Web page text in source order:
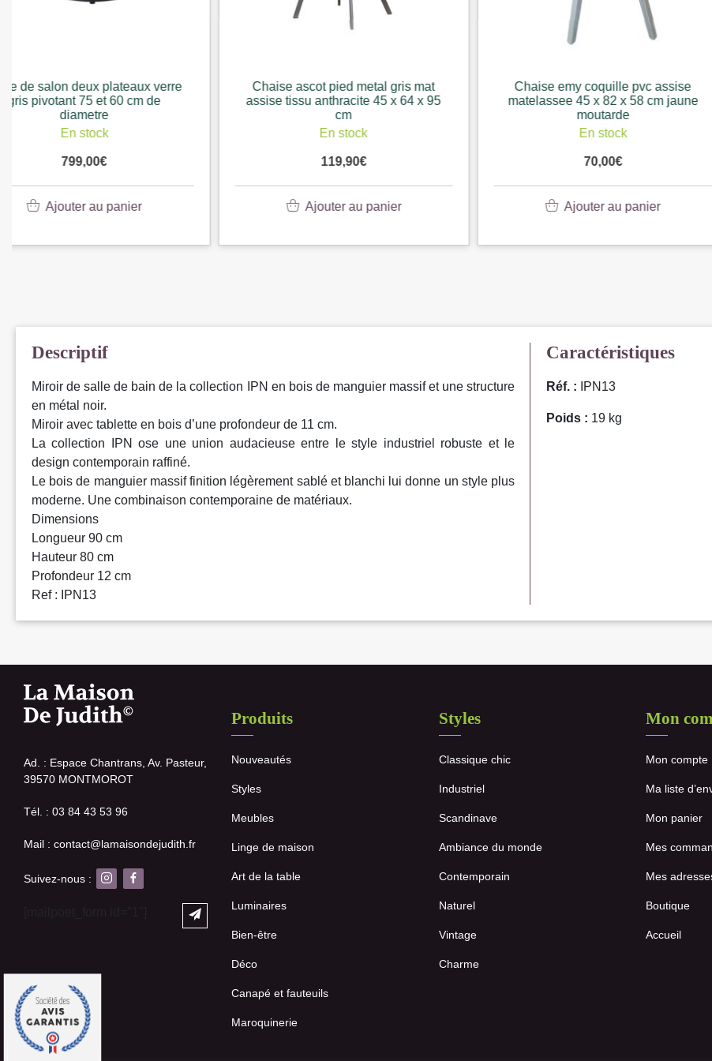
Chaise ascot pied metal gris mat
assise tissu anthracite 45 x 64 x 95
Ajouter au panier
Chaise emy coquille pvc assise
matelassee 45 x 82 x 58 cm jaune
Ajouter au panier
Chaise ascot pied metal
assise tissu fuchsia 45 x 64
Ajouter au panier
Descriptif
Miroir de salle de bain de la collection IPN en bois de manguier massif et une structure
en métal noir.
Miroir avec tablette en bois d’une profondeur de 11 cm.
La collection IPN ose une union audacieuse entre le style industriel robuste et le
design contemporain raffiné.
Le bois de manguier massif finition légèrement sablé et blanchi lui donne un style plus
moderne. Une combinaison contemporaine de matériaux.
Dimensions
Longueur 90 cm
Hauteur 80 cm
Profondeur 12 cm
Ref : IPN13
Caractéristiques
Réf. : IPN13
Poids : 19 kg
Ad. : Espace Chantrans, Av. Pasteur,
39570 MONTMOROT
Tél. : 03 84 43 53 96
Mail : contact@lamaisondejudith.fr
Suivez-nous :
Produits
Nouveautés
Styles
Meubles
Linge de maison
Art de la table
Luminaires
Bien-être
Déco
Canapé et fauteuils
Maroquinerie
Styles
Classique chic
Industriel
Scandinave
Ambiance du monde
Contemporain
Naturel
Vintage
Charme
Mon
Mon compte
Ma liste
Mon panier
Mes
Mes
Boutique
Accueil